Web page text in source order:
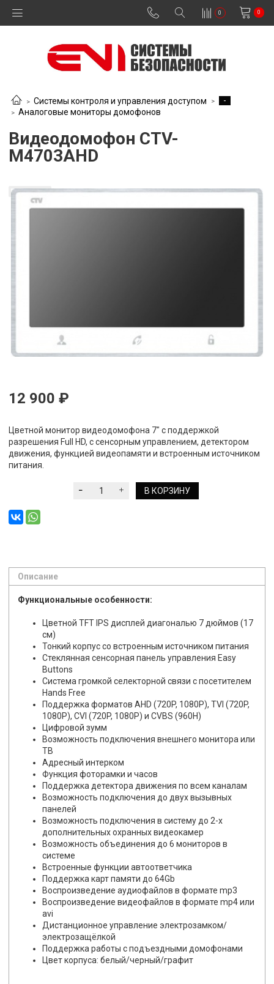
0 0
Системы контроля и управления доступом
-
Аналоговые мониторы домофонов
Видеодомофон CTV-
M4703AHD
В наличии
12 900 ₽
Цветной монитор видеодомофона 7" с поддержкой
разрешения Full HD, с сенсорным управлением, детектором
движения, функцией видеопамяти и встроенным источником
питания.
В КОРЗИНУ
Описание
Функциональные особенности:
Цветной TFT IPS дисплей диагональю 7 дюймов (17
см)
Тонкий корпус со встроенным источником питания
Стеклянная сенсорная панель управления Easy
Buttons
Система громкой селекторной связи с посетителем
Hands Free
Поддержка форматов AHD (720P, 1080P), TVI (720P,
1080P), CVI (720P, 1080P) и CVBS (960H)
Цифровой зумм
Возможность подключения внешнего монитора или
ТВ
Адресный интерком
Функция фоторамки и часов
Поддержка детектора движения по всем каналам
Возможность подключения до двух вызывных
панелей
Возможность подключения в систему до 2-х
дополнительных охранных видеокамер
Возможность объединения до 6 мониторов в
системе
Встроенные функции автоответчика
Поддержка карт памяти до 64Gb
Воспроизведение аудиофайлов в формате mp3
Воспроизведение видеофайлов в формате mp4 или
avi
Дистанционное управление электрозамком/
электрозащёлкой
Поддержка работы с подъездными домофонами
Цвет корпуса: белый/черный/графит